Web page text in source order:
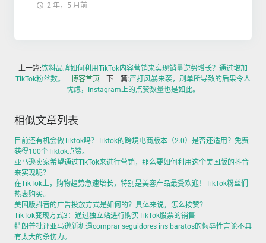
2 年，5 月前
上一篇:饮料品牌如何利用TikTok内容营销来实现销量逆势增长？通过增加
TikTok粉丝数。
博客首页 下一篇:严打风暴来袭，刷单所导致的后果令人
忧虑，Instagram上的点赞数量也是如此。
相似文章列表
目前还有机会做Tiktok吗？Tiktok的跨境电商版本（2.0）是否还适用？免费
获得100个Tiktok点赞。
亚马逊卖家希望通过TikTok来进行营销，那么要如何利用这个美国版的抖音
来实现呢？
在TikTok上，购物趋势急速增长，特别是美容产品最受欢迎！TikTok粉丝们
热衷购买。
美国版抖音的广告投放方式是如何的？具体来说，怎么按赞？
TikTok变现方式3：通过独立站进行购买TikTok股票的销售
特朗普批评亚马逊新机遇comprar seguidores ins baratos的侮辱性言论不具
有太大的杀伤力。